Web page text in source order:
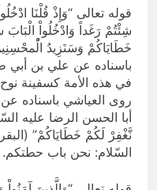
قوله تعالى “وَإِذْ قُلْنَا
شِئْتُمْ رَغَداً وَادْخُلُواْ
باسناده عن علي بن أبي
في هذه الأمة كسفينة
روى العياشي باسناده
أبا الحسن الرضا عليه
السّلام: نحن باب حطتكم.